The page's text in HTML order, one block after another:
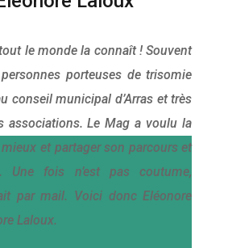
le monde la connaît ! Souvent
porteuses de trisomie
conseil municipal d’Arras et très
associations. Le Mag a voulu la
et partager son parcours et
Une fois n’est pas coutume,
par mail. Voici donc Eléonore
Laloux.